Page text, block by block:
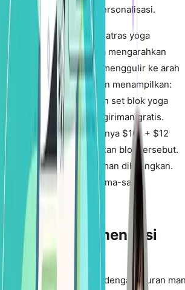
cross-sell yang dipersonalisasi.
menambahkan matras yoga
ke keranjang. Mereka mengarahkan
pengiriman, lalu menggulir ke arah
keraguan dan menampilkan:
Anda: Tambahkan set blok yoga
$24 dan dapatkan pengiriman gratis.
menjadi $113 (sebelumnya $101 + $12
Pembeli menambahkan blok tersebut.
$12. Biaya pengiriman dihilangkan.
maupun pembeli sama-sama
vs Rekomendasi
Datanya
Shopify memulai dengan aturan